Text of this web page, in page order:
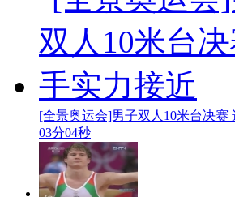
[全景奥运会]男子双人10米台决赛
03分04秒